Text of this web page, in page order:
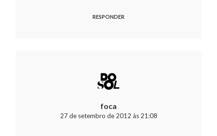
RESPONDER
foca
27 de setembro de 2012 às 21:08